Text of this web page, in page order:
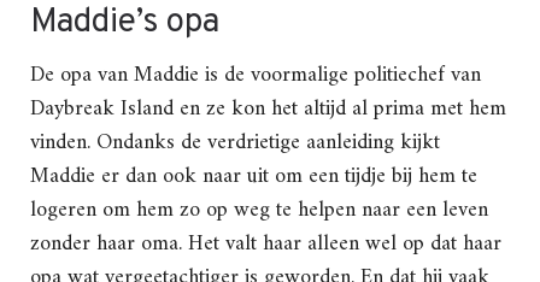
Maddie’s opa
De opa van Maddie is de voormalige politiechef van
Daybreak Island en ze kon het altijd al prima met hem
vinden. Ondanks de verdrietige aanleiding kijkt
Maddie er dan ook naar uit om een tijdje bij hem te
logeren om hem zo op weg te helpen naar een leven
zonder haar oma. Het valt haar alleen wel op dat haar